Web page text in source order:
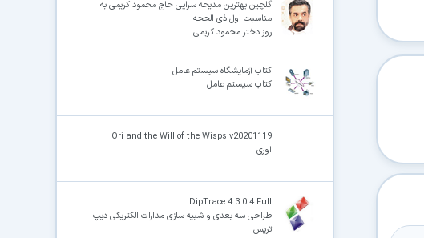
گلچین بهترین مدیحه سرایی حاج محمود کریمی به
مناسبت اول ذی الحجه
روز دختر محمود کریمی
کتاب آزمایشگاه سیستم عامل
کتاب سیستم عامل
Ori and the Will of the Wisps v20201119
اوری
DipTrace 4.3.0.4 Full
طراحی سه بعدی و شبیه سازی مدارات الکتریکی دیپ
تریس